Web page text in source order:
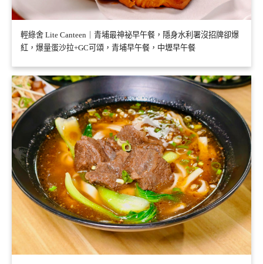
輕綠舍 Lite Canteen｜青埔最神祕早午餐，隱身水利署沒招牌卻爆
紅，爆量蛋沙拉+GC可頌，青埔早午餐，中壢早午餐